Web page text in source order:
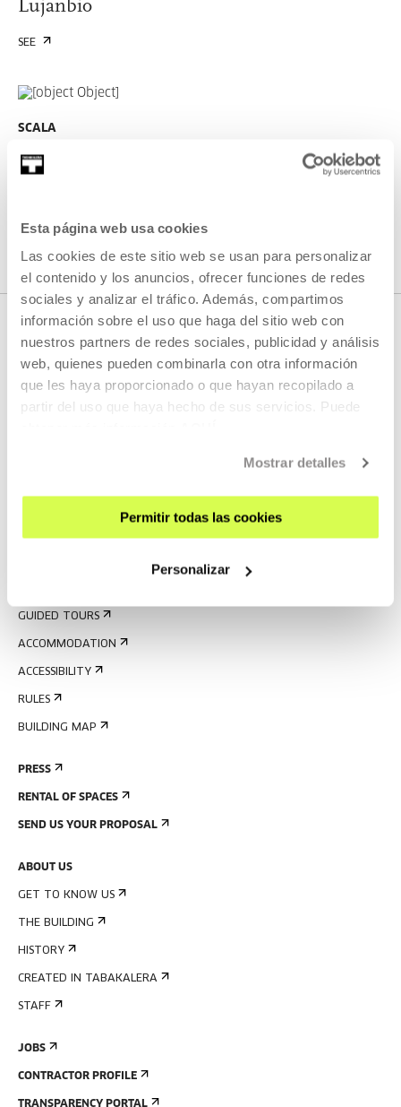
Esta página web usa cookies
Las cookies de este sitio web se usan para personalizar
el contenido y los anuncios, ofrecer funciones de redes
sociales y analizar el tráfico. Además, compartimos
información sobre el uso que haga del sitio web con
nuestros partners de redes sociales, publicidad y análisis
web, quienes pueden combinarla con otra información
que les haya proporcionado o que hayan recopilado a
partir del uso que haya hecho de sus servicios. Puede
Mostrar detalles
Permitir todas las cookies
Personalizar
Lujanbio
SEE
SCALA
SCALA. Concierto para puño alzado
SEE
GUIDED TOURS
ACCOMMODATION
ACCESSIBILITY
RULES
BUILDING MAP
PRESS
RENTAL OF SPACES
SEND US YOUR PROPOSAL
ABOUT US
GET TO KNOW US
THE BUILDING
HISTORY
CREATED IN TABAKALERA
STAFF
JOBS
CONTRACTOR PROFILE
TRANSPARENCY PORTAL